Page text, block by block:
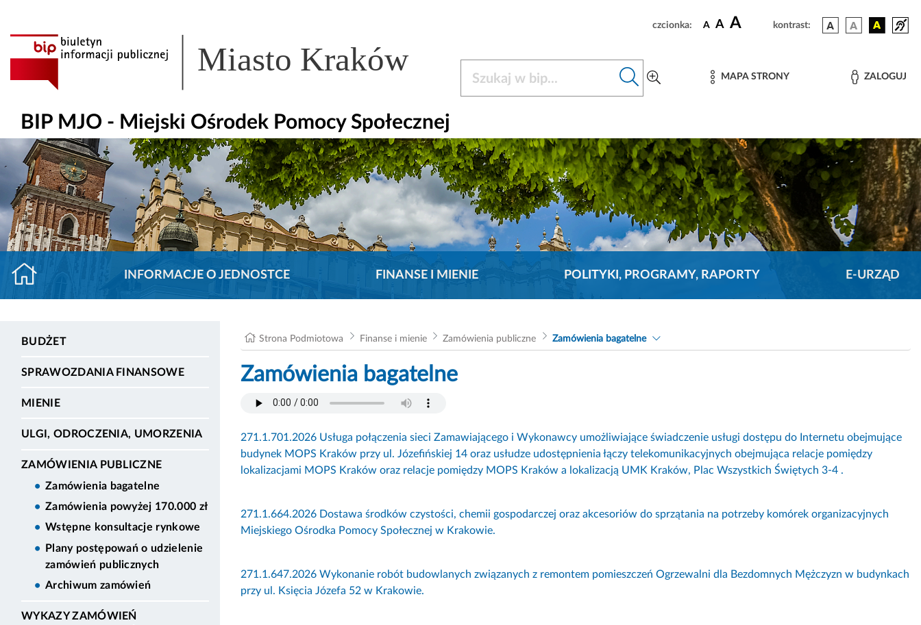
czcionka: A A A kontrast:
Miasto Kraków MAPA STRONY ZALOGUJ
BIP MJO - Miejski Ośrodek Pomocy Społecznej
INFORMACJE O JEDNOSTCE FINANSE I MIENIE POLITYKI, PROGRAMY, RAPORTY E-URZĄD
BUDŻET
SPRAWOZDANIA FINANSOWE
MIENIE
ULGI, ODROCZENIA, UMORZENIA
ZAMÓWIENIA PUBLICZNE
Zamówienia bagatelne
Zamówienia powyżej 170.000 zł
Wstępne konsultacje rynkowe
Plany postępowań o udzielenie
zamówień publicznych
Archiwum zamówień
WYKAZY ZAMÓWIEŃ
Strona Podmiotowa Finanse i mienie Zamówienia publiczne Zamówienia bagatelne
Zamówienia bagatelne
271.1.701.2026 Usługa połączenia sieci Zamawiającego i Wykonawcy umożliwiające świadczenie usługi dostępu do Internetu obejmujące
budynek MOPS Kraków przy ul. Józefińskiej 14 oraz usłudze udostępnienia łączy telekomunikacyjnych obejmująca relacje pomiędzy
lokalizacjami MOPS Kraków oraz relacje pomiędzy MOPS Kraków a lokalizacją UMK Kraków, Plac Wszystkich Świętych 3-4 .
271.1.664.2026 Dostawa środków czystości, chemii gospodarczej oraz akcesoriów do sprzątania na potrzeby komórek organizacyjnych
Miejskiego Ośrodka Pomocy Społecznej w Krakowie.
271.1.647.2026 Wykonanie robót budowlanych związanych z remontem pomieszczeń Ogrzewalni dla Bezdomnych Mężczyzn w budynkach
przy ul. Księcia Józefa 52 w Krakowie.